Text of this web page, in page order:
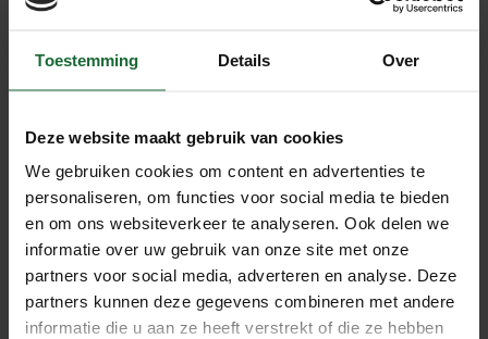
Toestemming Details Over
Deze website maakt gebruik van cookies
We gebruiken cookies om content en advertenties te
personaliseren, om functies voor social media te bieden
en om ons websiteverkeer te analyseren. Ook delen we
informatie over uw gebruik van onze site met onze
partners voor social media, adverteren en analyse. Deze
partners kunnen deze gegevens combineren met andere
informatie die u aan ze heeft verstrekt of die ze hebben
€19,95
Beschrijving
Rond Kurk Prikbord – Country Design voor een
Stijlvolle Wand
Geef je interieur een moderne én functionele upgrade met